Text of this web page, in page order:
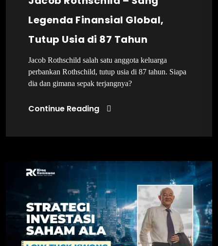
Legenda Finansial Global,
Tutup Usia di 87 Tahun
Jacob Rothschild salah satu anggota keluarga
perbankan Rothschild, tutup usia di 87 tahun. Siapa
dia dan gimana sepak terjangnya?
Continue Reading